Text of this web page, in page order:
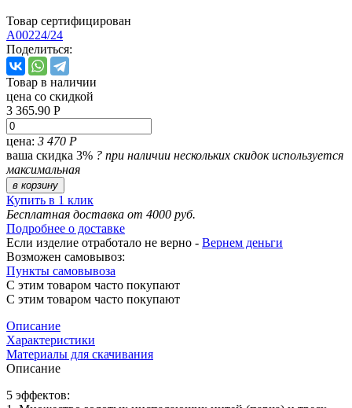
Товар сертифицирован
A00224/24
Поделиться:
Товар в наличии
цена со скидкой
3 365.90 Р
цена: 3 470 Р
ваша скидка 3% ? при наличии нескольких скидок используется
максимальная
в корзину
Купить в 1 клик
Бесплатная доставка от 4000 руб.
Подробнее о доставке
Если изделие отработало не верно - Вернем деньги
Возможен самовывоз:
Пункты самовывоза
С этим товаром часто покупают
С этим товаром часто покупают
Описание
Характеристики
Материалы для скачивания
Описание
5 эффектов: